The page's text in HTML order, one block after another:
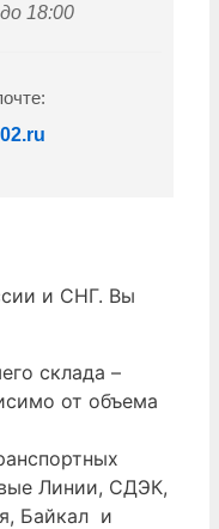
18:00
и СНГ. Вы
склада –
от объема
Линии, СДЭК,
Байкал и